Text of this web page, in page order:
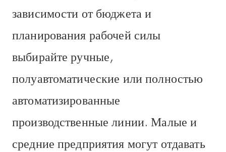
зависимости от бюджета и
планирования рабочей силы
выбирайте ручные,
полуавтоматические или полностью
автоматизированные
производственные линии. Малые и
средние предприятия могут отдавать